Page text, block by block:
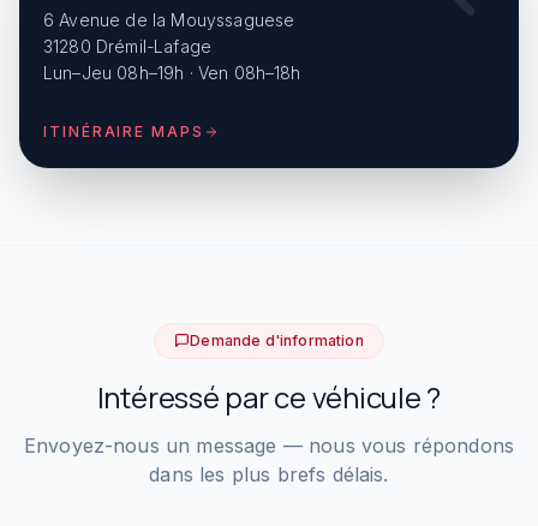
6 Avenue de la Mouyssaguese
31280 Drémil-Lafage
Lun–Jeu 08h–19h · Ven 08h–18h
ITINÉRAIRE MAPS
Demande d'information
Intéressé par ce véhicule ?
Envoyez-nous un message — nous vous répondons
dans les plus brefs délais.